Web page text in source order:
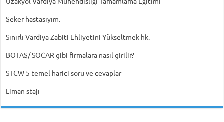
Şeker hastasıyım.
Sınırlı Vardiya Zabiti Ehliyetini Yükseltmek hk.
BOTAŞ/ SOCAR gibi firmalara nasıl girilir?
STCW 5 temel harici soru ve cevaplar
Liman stajı